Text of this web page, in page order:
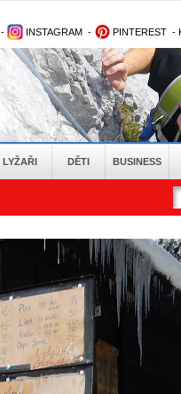
- INSTAGRAM - PINTEREST -
LYŽAŘI DĚTI BUSINESS